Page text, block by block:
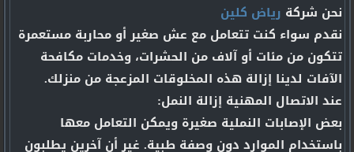
نحن شركة رياض كلين
نقدم سواء كنت تتعامل مع عش صغير أو محاربة مستعمرة
تتكون من مئات أو آلاف من الحشرات، وخدمات مكافحة
الآفات لدينا إزالة هذه المخلوقات المزعجة من منزلك.
عند الاتصال المهنية إزالة النمل:
بعض الإصابات النملية صغيرة ويمكن التعامل معها
باستخدام الموارد دون وصفة طبية. غير أن آخرين يطلبون